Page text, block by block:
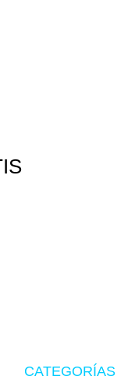
CATEGORÍAS